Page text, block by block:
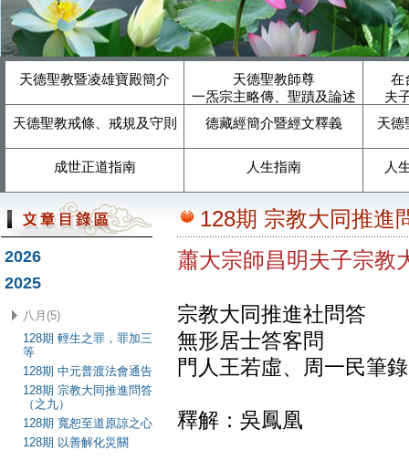
天德聖教暨凌雄寶殿簡介
天德聖教師尊
一炁宗主略傳、聖蹟及論述
在
夫
天德聖教戒條、戒規及守則
德藏經簡介暨經文釋義 天德
成世正道指南 人生指南 人
2026
2025
八月(5)
128期 輕生之罪，罪加三
等
128期 中元普渡法會通告
128期 宗教大同推進問答
（之九）
128期 寬恕至道原諒之心
128期 以善解化災關
128期 宗教大同推進
蕭大宗師昌明夫子宗教
宗教大同推進社問答
無形居士答客問
門人王若虛、周一民筆
釋解：吳鳳凰